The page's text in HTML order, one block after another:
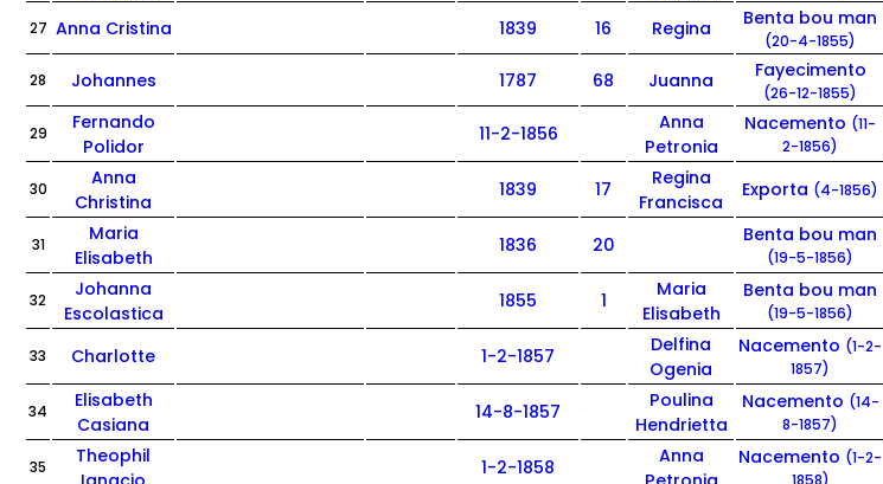
27 Anna Cristina 1839 16 Regina Benta bou man
(20-4-1855)
28 Johannes 1787 68 Juanna Fayecimento
(26-12-1855)
29
Fernando
Polidor
11-2-1856
Anna
Petronia
Nacemento (11-
2-1856)
30
Anna
Christina
1839 17
Regina
Francisca
Exporta (4-1856)
31
Maria
Elisabeth
1836 20 Benta bou man
(19-5-1856)
32
Johanna
Escolastica
1855 1
Maria
Elisabeth
Benta bou man
(19-5-1856)
33 Charlotte 1-2-1857
Delfina
Ogenia
Nacemento (1-2-
1857)
34
Elisabeth
Casiana
14-8-1857
Poulina
Hendrietta
Nacemento (14-
8-1857)
35
Theophil
1-2-1858
Anna
Nacemento (1-2-
1858)